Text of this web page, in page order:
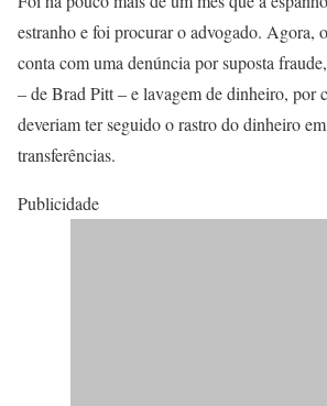
estranho e foi procurar o advogado. Agora,
conta com uma denúncia por suposta
– de Brad Pitt – e lavagem de dinheiro, por
deveriam ter seguido o rastro do dinheiro
transferências.
Publicidade